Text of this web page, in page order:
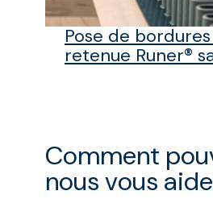
Pose de
retenue Runer®
Comment
nous vous